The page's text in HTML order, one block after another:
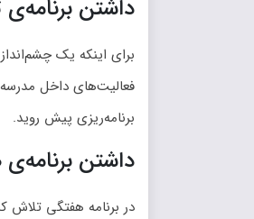
داشتن
برای اینکه یک
فعالیت‌های داخل
برنامه‌ریزی پیش روید.
داشتن
در برنامه هفتگی تلاش